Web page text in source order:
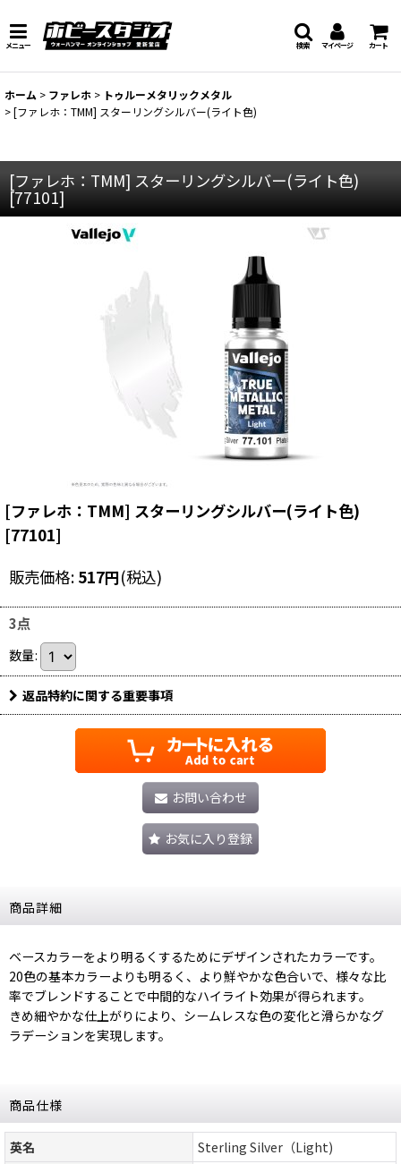
メニュー マイページ カート
検索
ホーム > ファレホ > トゥルーメタリックメタル
>[ファレホ：TMM] スターリングシルバー(ライト色)
[ファレホ：TMM] スターリングシルバー(ライト色)
[77101]
[ファレホ：TMM] スターリングシルバー(ライト色)
[77101]
販売価格: 517円(税込)
3点
数量:
返品特約に関する重要事項
お問い合わせ
お気に入り登録
商品詳細
ベースカラーをより明るくするためにデザインされたカラーです。
20色の基本カラーよりも明るく、より鮮やかな色合いで、様々な比
率でブレンドすることで中間的なハイライト効果が得られます。
きめ細やかな仕上がりにより、シームレスな色の変化と滑らかなグ
ラデーションを実現します。
商品仕様
英名
Sterling Silver（Light)